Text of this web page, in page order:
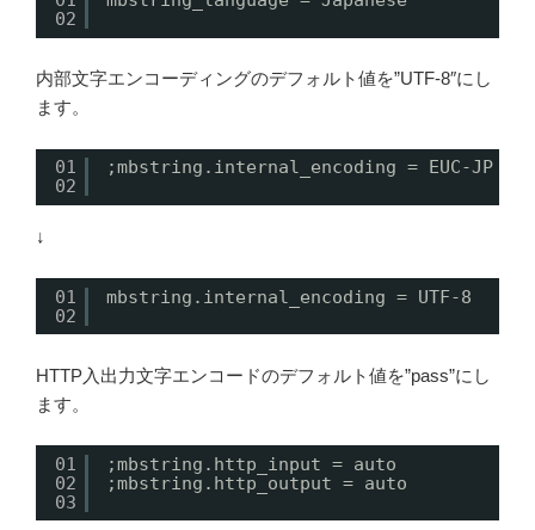
02
内部文字エンコーディングのデフォルト値を”UTF-8″にし
ます。
01
02
;mbstring.internal_encoding = EUC-JP
↓
01
02
mbstring.internal_encoding = UTF-8
HTTP入出力文字エンコードのデフォルト値を”pass”にし
ます。
01
02
03
;mbstring.http_input = auto
;mbstring.http_output = auto